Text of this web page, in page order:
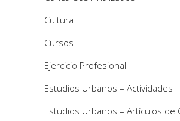
Cultura
Cursos
Ejercicio Profesional
Estudios Urbanos – Actividades
Estudios Urbanos – Artículos de